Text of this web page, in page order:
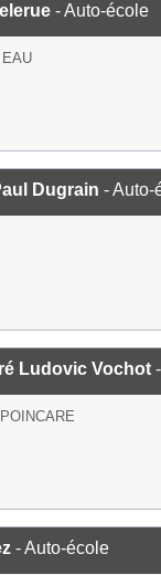
- Auto-école
Dugrain - Auto-
Ludovic Vochot
- Auto-école